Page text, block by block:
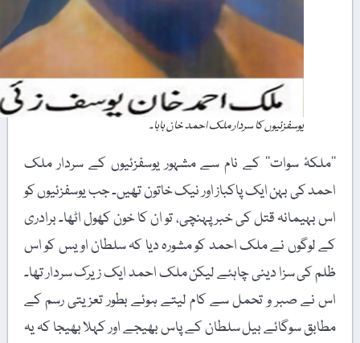
یوسفزئیوں کا سردار ملک احمد خان بابا۔
’’ملکۂ سوات‘‘ کے نام سے مشہور یوسفزئیوں کے سردار ملک
احمد کی بہن ایک پاکباز اور نیک خاتون تھیں۔ جب یوسفزئیوں کو
اس بہیمانہ قتل کی خبر پہنچی، تو ان کا خون کھول اٹھا۔ برادری
کے لوگوں نے ملک احمد کو مشورہ دیا کہ سلطان اویس کو اس
ظلم کی سزا دینی چاہئے لیکن ملک احمد ایک زیرک سردار تھا۔
اس نے صبر و تحمل سے کام لیتے ہوئے بطور تعزیتی رسم کے
مطابق سوگائے بیل سلطان کے پاس بھیجے اور کہلا بھیجا کہ یہ